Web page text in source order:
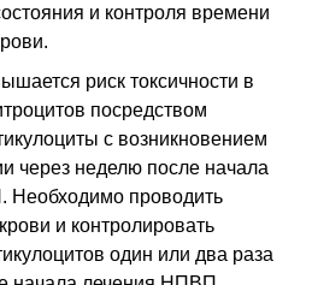
и контроля времени
риск токсичности в
посредством
с возникновением
через неделю после начала
Необходимо проводить
и контролировать
один или два раза